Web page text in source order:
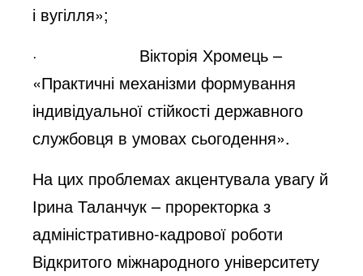
і вугілля»;
· Вікторія Хромець –
«Практичні механізми формування
індивідуальної стійкості державного
службовця в умовах сьогодення».
На цих проблемах акцентувала увагу й
Ірина Таланчук – проректорка з
адміністративно-кадрової роботи
Відкритого міжнародного університету